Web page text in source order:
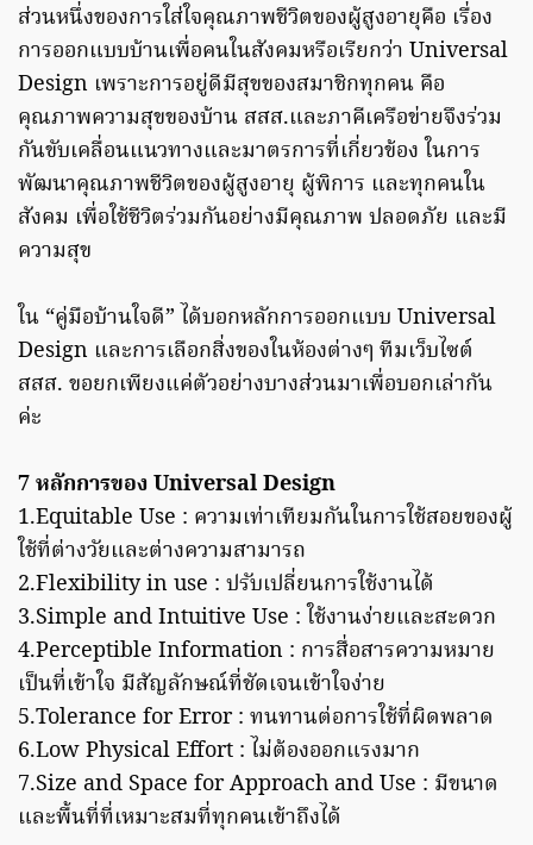
ส่วนหนึ่งของการใส่ใจคุณภาพชีวิตของผู้สูงอายุคือ เรื่อง
การออกแบบบ้านเพื่อคนในสังคมหรือเรียกว่า Universal
Design เพราะการอยู่ดีมีสุขของสมาชิกทุกคน คือ
คุณภาพความสุขของบ้าน สสส.และภาคีเครือข่ายจึงร่วม
กันขับเคลื่อนแนวทางและมาตรการที่เกี่ยวข้อง ในการ
พัฒนาคุณภาพชีวิตของผู้สูงอายุ ผู้พิการ และทุกคนใน
สังคม เพื่อใช้ชีวิตร่วมกันอย่างมีคุณภาพ ปลอดภัย และมี
ความสุข
ใน “คู่มือบ้านใจดี” ได้บอกหลักการออกแบบ Universal
Design และการเลือกสิ่งของในห้องต่างๆ ทีมเว็บไซต์
สสส. ขอยกเพียงแค่ตัวอย่างบางส่วนมาเพื่อบอกเล่ากัน
ค่ะ
7 หลักการของ Universal Design
1.Equitable Use : ความเท่าเทียมกันในการใช้สอยของผู้
ใช้ที่ต่างวัยและต่างความสามารถ
2.Flexibility in use : ปรับเปลี่ยนการใช้งานได้
3.Simple and Intuitive Use : ใช้งานง่ายและสะดวก
4.Perceptible Information : การสื่อสารความหมาย
เป็นที่เข้าใจ มีสัญลักษณ์ที่ชัดเจนเข้าใจง่าย
5.Tolerance for Error : ทนทานต่อการใช้ที่ผิดพลาด
6.Low Physical Effort : ไม่ต้องออกแรงมาก
7.Size and Space for Approach and Use : มีขนาด
และพื้นที่ที่เหมาะสมที่ทุกคนเข้าถึงได้